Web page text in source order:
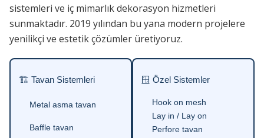
sistemleri ve iç mimarlık dekorasyon hizmetleri
sunmaktadır. 2019 yılından bu yana modern projelere
yenilikçi ve estetik çözümler üretiyoruz.
🏗 Tavan Sistemleri
Metal asma tavan
Baffle tavan
🪟 Özel Sistemler
Hook on mesh
Lay in / Lay on
Perfore tavan